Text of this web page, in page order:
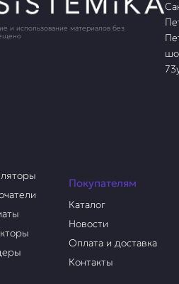
и использование материалов без
Покупателям
Каталог
Новости
Оплата и доставка
Контакты